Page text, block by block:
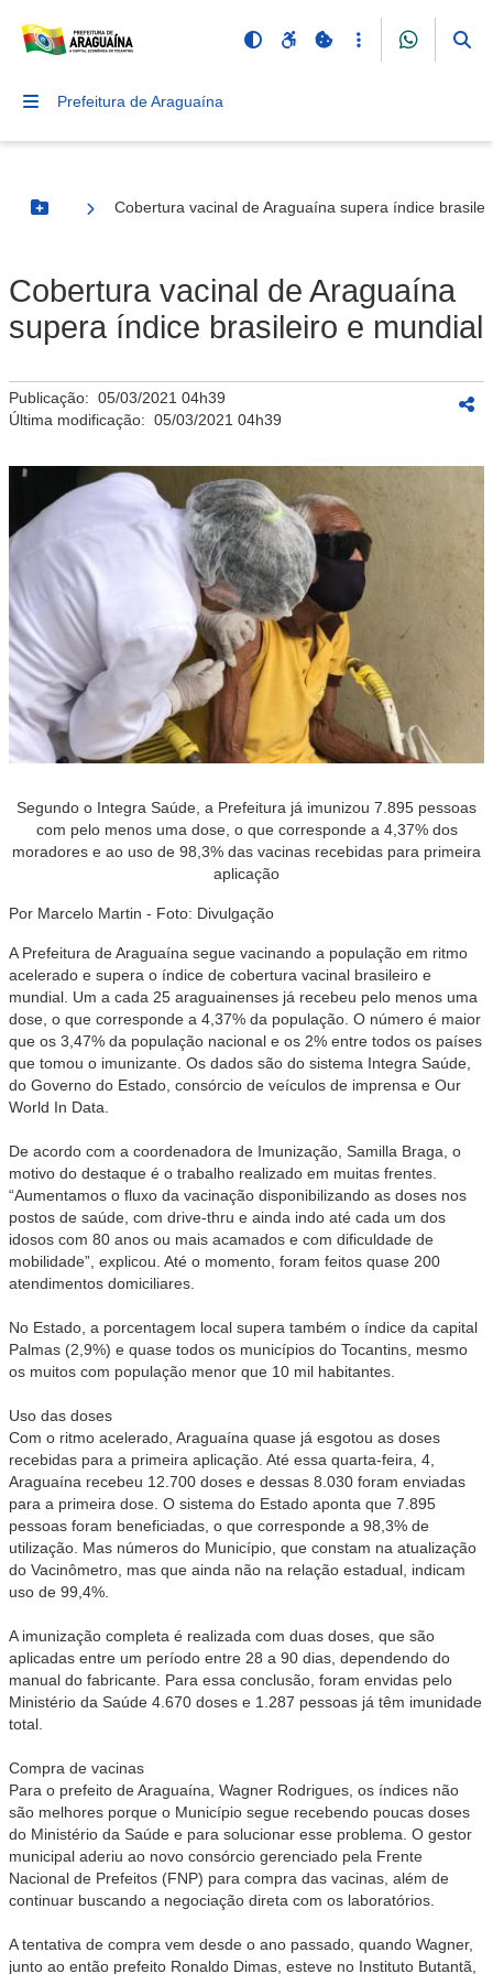
Prefeitura de Araguaína
Botão Menu
Cobertura vacinal de Araguaína supera índice
Cobertura vacinal de Araguaína
supera índice brasileiro e mundial
Publicação: 05/03/2021 04h39
Última modificação: 05/03/2021 04h39
Segundo o Integra Saúde, a Prefeitura já imunizou 7.895 pessoas
com pelo menos uma dose, o que corresponde a 4,37% dos
moradores e ao uso de 98,3% das vacinas recebidas para primeira
aplicação
Por Marcelo Martin - Foto: Divulgação
A Prefeitura de Araguaína segue vacinando a população em ritmo
acelerado e supera o índice de cobertura vacinal brasileiro e
mundial. Um a cada 25 araguainenses já recebeu pelo menos uma
dose, o que corresponde a 4,37% da população. O número é maior
que os 3,47% da população nacional e os 2% entre todos os países
que tomou o imunizante. Os dados são do sistema Integra Saúde,
do Governo do Estado, consórcio de veículos de imprensa e Our
World In Data.
De acordo com a coordenadora de Imunização, Samilla Braga, o
motivo do destaque é o trabalho realizado em muitas frentes.
“Aumentamos o fluxo da vacinação disponibilizando as doses nos
postos de saúde, com drive-thru e ainda indo até cada um dos
idosos com 80 anos ou mais acamados e com dificuldade de
mobilidade”, explicou. Até o momento, foram feitos quase 200
atendimentos domiciliares.
No Estado, a porcentagem local supera também o índice da capital
Palmas (2,9%) e quase todos os municípios do Tocantins, mesmo
os muitos com população menor que 10 mil habitantes.
Uso das doses
Com o ritmo acelerado, Araguaína quase já esgotou as doses
recebidas para a primeira aplicação. Até essa quarta-feira, 4,
Araguaína recebeu 12.700 doses e dessas 8.030 foram enviadas
para a primeira dose. O sistema do Estado aponta que 7.895
pessoas foram beneficiadas, o que corresponde a 98,3% de
utilização. Mas números do Município, que constam na atualização
do Vacinômetro, mas que ainda não na relação estadual, indicam
uso de 99,4%.
A imunização completa é realizada com duas doses, que são
aplicadas entre um período entre 28 a 90 dias, dependendo do
manual do fabricante. Para essa conclusão, foram envidas pelo
Ministério da Saúde 4.670 doses e 1.287 pessoas já têm imunidade
total.
Compra de vacinas
Para o prefeito de Araguaína, Wagner Rodrigues, os índices não
são melhores porque o Município segue recebendo poucas doses
do Ministério da Saúde e para solucionar esse problema. O gestor
municipal aderiu ao novo consórcio gerenciado pela Frente
Nacional de Prefeitos (FNP) para compra das vacinas, além de
continuar buscando a negociação direta com os laboratórios.
A tentativa de compra vem desde o ano passado, quando Wagner,
junto ao então prefeito Ronaldo Dimas, esteve no Instituto Butantã,